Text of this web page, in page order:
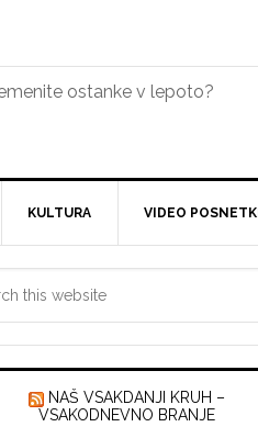
ostanke v lepoto?
KULTURA VIDEO POSNETKI
NAŠ VSAKDANJI KRUH –
VSAKODNEVNO BRANJE